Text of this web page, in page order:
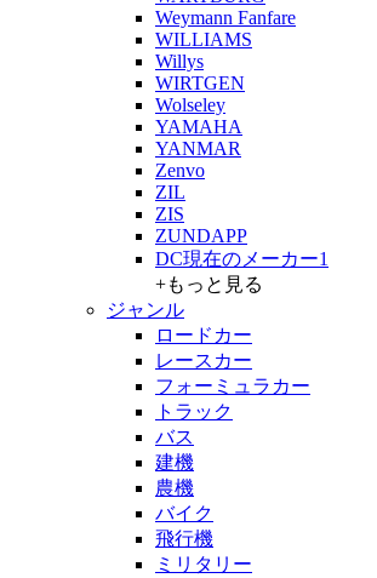
Weymann Fanfare
WILLIAMS
Willys
WIRTGEN
Wolseley
YAMAHA
YANMAR
Zenvo
ZIL
ZIS
ZUNDAPP
DC現在のメーカー1
+もっと見る
ジャンル
ロードカー
レースカー
フォーミュラカー
トラック
バス
建機
農機
バイク
飛行機
ミリタリー